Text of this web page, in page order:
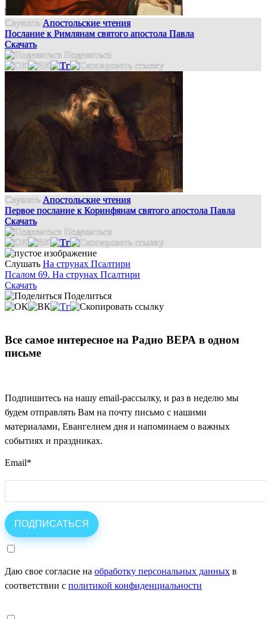
Слушать Апостольские чтения
Послание к Римлянам святого апостола Павла
Скачать
Поделиться
Слушать Апостольские чтения
Первое послание к Коринфянам святого апостола Павла
Скачать
Поделиться
Слушать На струнах Псалтири
Псалом 69. На струнах Псалтири
Скачать
Поделиться
Все самое интересное на Радио ВЕРА в одном
письме
Подпишитесь на нашу email-рассылку, и раз в неделю мы
будем отправлять Вам на почту письмо с нашими
материалами, Евангелием дня и напоминаем о важных
событиях и праздниках.
Email*
Даю свое согласие на обработку персональных данных в
соответствии с политикой конфиденциальности